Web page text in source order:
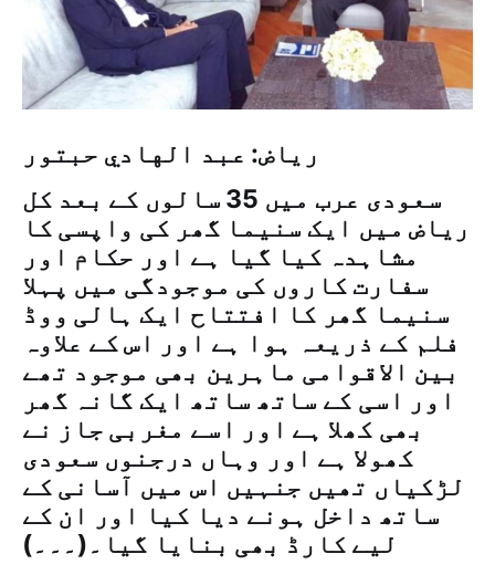
ریاض: عبد الهادي حبتور
سعودی عرب میں 35 سالوں کے بعد کل
ریاض میں ایک سنیما گھر کی واپسی کا
مشاہدہ کیا گیا ہے اور حکام اور
سفارت کاروں کی موجودگی میں پہلا
سنیما گھر کا افتتاح ایک ہالی ووڈ
فلم کے ذریعہ ہوا ہے اور اس کے علاوہ
بین الاقوامی ماہرین بھی موجود تھے
اور اسی کے ساتھ ساتھ ایک گانہ گھر
بھی کھلا ہے اور اسے مغربی جاز نے
کھولا ہے اور وہاں درجنوں سعودی
لڑکیاں تھیں جنہیں اس میں آسانی کے
ساتھ داخل ہونے دیا کیا اور ان کے
لیے کارڈ بھی بنایا گیا۔(۔۔۔)